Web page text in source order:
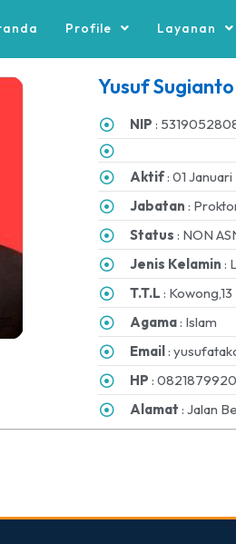
Profile Layanan
Yusuf
NIP :
Aktif: 01
Jabatan :
Status : NON
Jenis Kelamin :
T.T.L :
Agama: Islam
Email :
HP :
Alamat : Jalan